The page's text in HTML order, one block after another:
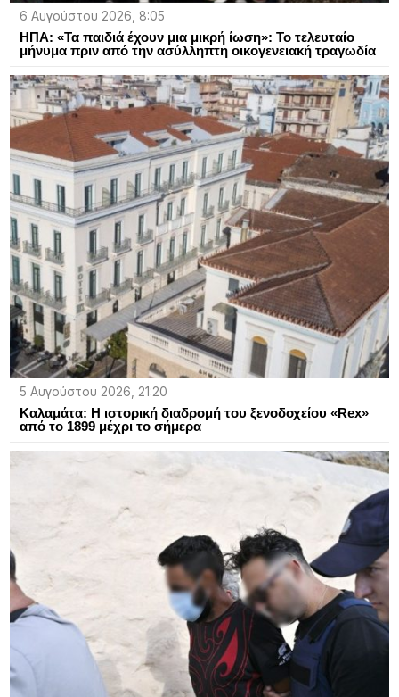
6 Αυγούστου 2026, 8:05
ΗΠΑ: «Τα παιδιά έχουν μια μικρή ίωση»: Το τελευταίο
μήνυμα πριν από την ασύλληπτη οικογενειακή τραγωδία
5 Αυγούστου 2026, 21:20
Καλαμάτα: Η ιστορική διαδρομή του ξενοδοχείου «Rex»
από το 1899 μέχρι το σήμερα